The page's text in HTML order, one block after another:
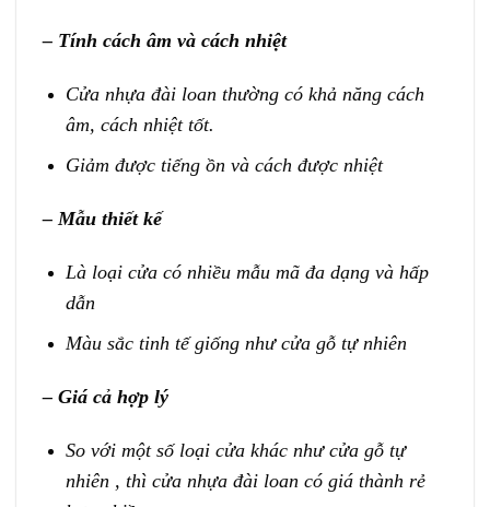
– Tính cách âm và cách nhiệt
Cửa nhựa đài loan thường có khả năng cách
âm, cách nhiệt tốt.
Giảm được tiếng ồn và cách được nhiệt
– Mẫu thiết kế
Là loại cửa có nhiều mẫu mã đa dạng và hấp
dẫn
Màu sắc tinh tế giống như cửa gỗ tự nhiên
– Giá cả hợp lý
So với một số loại cửa khác như cửa gỗ tự
nhiên , thì cửa nhựa đài loan có giá thành rẻ